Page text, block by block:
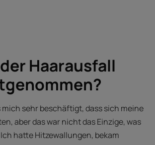
Haarausfall
sehr beschäftigt, dass sich meine
aber das war nicht das Einzige, was
hatte Hitzewallungen, bekam